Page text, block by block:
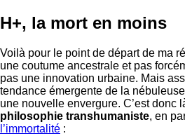
H+, la mort en moins
Voilà pour le point de départ de ma
une coutume ancestrale et pas
pas une innovation urbaine. Mais
tendance émergente de la
une nouvelle envergure. C’est donc
philosophie transhumaniste, en
l’immortalité :